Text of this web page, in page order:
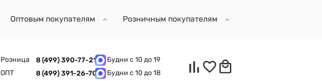
Оптовым покупателям Розничным покупателям
Розница 8 (499) 390-77-21
Будни с 10 до 19
ОПТ
8 (499) 391-26-70 Будни с 10 до 18